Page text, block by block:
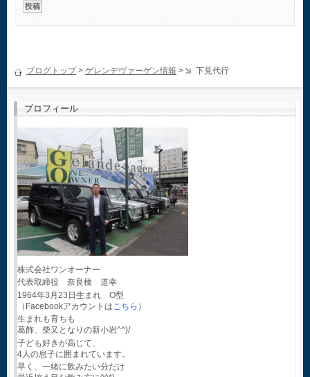
ブログトップ> ゲレンデヴァーゲン情報 > 下見代行
プロフィール
株式会社ワンオーナー
代表取締役 奈良橋 道幸
1964年3月23日生まれ O型
（Facebookアカウントはこちら ）
生まれも育ちも
葛飾、柴又となりの新小岩^^)/
子ども好きが高じて、
4人の息子に囲まれています。
早く、一緒に飲みたい分だけ